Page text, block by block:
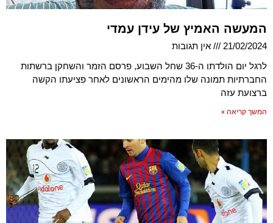
המעשה האמיץ של עידן עמדי
21/02/2024
אין תגובות
לרגל יום הולדתו ה-36 שחל השבוע, פרסם הזמר והשחקן ברשתות
החברתיות תמונה שלו מהימים הראשונים לאחר פציעתו הקשה
ברצועת עזה
המשך קריאה »